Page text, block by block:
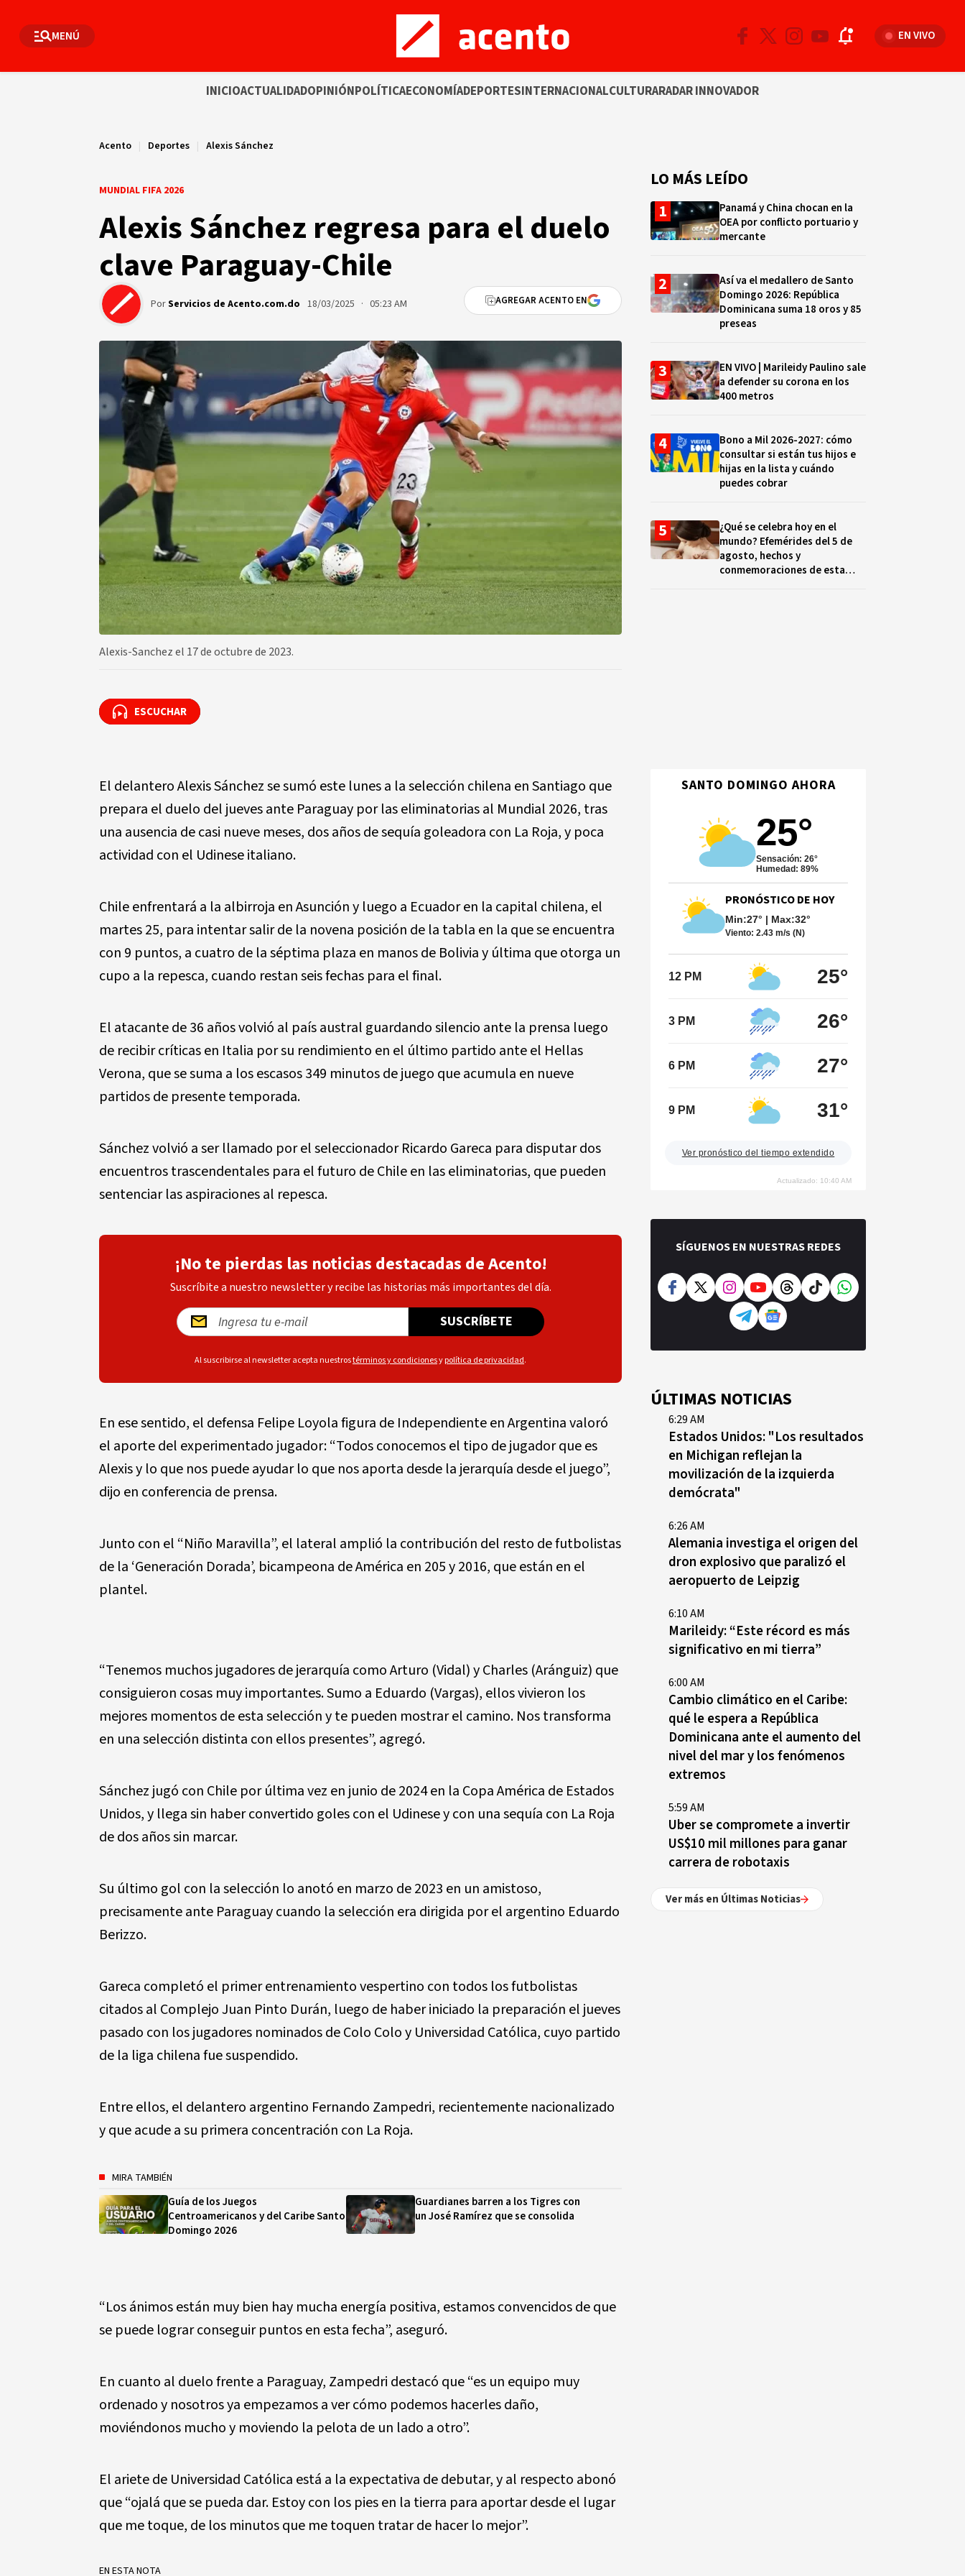
MENÚ EN VIVO
INICIOACTUALIDADOPINIÓNPOLÍTICAECONOMÍADEPORTESINTERNACIONALCULTURARADAR INNOVADOR
Acento | Deportes | Alexis Sánchez
MUNDIAL FIFA 2026
Alexis Sánchez regresa para el duelo
clave Paraguay-Chile
PorServicios de Acento.com.do 18/03/2025 · 05:23 AM AGREGAR ACENTO EN
Alexis-Sanchez el 17 de octubre de 2023.
ESCUCHAR
ESCUCHAR
El delantero Alexis Sánchez se sumó este lunes a la selección chilena en Santiago que
prepara el duelo del jueves ante Paraguay por las eliminatorias al Mundial 2026, tras
una ausencia de casi nueve meses, dos años de sequía goleadora con La Roja, y poca
actividad con el Udinese italiano.
Chile enfrentará a la albirroja en Asunción y luego a Ecuador en la capital chilena, el
martes 25, para intentar salir de la novena posición de la tabla en la que se encuentra
con 9 puntos, a cuatro de la séptima plaza en manos de Bolivia y última que otorga un
cupo a la repesca, cuando restan seis fechas para el final.
El atacante de 36 años volvió al país austral guardando silencio ante la prensa luego
de recibir críticas en Italia por su rendimiento en el último partido ante el Hellas
Verona, que se suma a los escasos 349 minutos de juego que acumula en nueve
partidos de presente temporada.
Sánchez volvió a ser llamado por el seleccionador Ricardo Gareca para disputar dos
encuentros trascendentales para el futuro de Chile en las eliminatorias, que pueden
sentenciar las aspiraciones al repesca.
¡No te pierdas las noticias destacadas de Acento!
Suscríbite a nuestro newsletter y recibe las historias más importantes del día.
SUSCRÍBETE
Al suscribirse al newsletter acepta nuestrostérminos y condicionesypolítica de privacidad.
En ese sentido, el defensa Felipe Loyola figura de Independiente en Argentina valoró
el aporte del experimentado jugador: “Todos conocemos el tipo de jugador que es
Alexis y lo que nos puede ayudar lo que nos aporta desde la jerarquía desde el juego”,
dijo en conferencia de prensa.
Junto con el “Niño Maravilla”, el lateral amplió la contribución del resto de futbolistas
de la ‘Generación Dorada’, bicampeona de América en 205 y 2016, que están en el
plantel.
“Tenemos muchos jugadores de jerarquía como Arturo (Vidal) y Charles (Aránguiz) que
consiguieron cosas muy importantes. Sumo a Eduardo (Vargas), ellos vivieron los
mejores momentos de esta selección y te pueden mostrar el camino. Nos transforma
en una selección distinta con ellos presentes”, agregó.
Sánchez jugó con Chile por última vez en junio de 2024 en la Copa América de Estados
Unidos, y llega sin haber convertido goles con el Udinese y con una sequía con La Roja
de dos años sin marcar.
Su último gol con la selección lo anotó en marzo de 2023 en un amistoso,
precisamente ante Paraguay cuando la selección era dirigida por el argentino Eduardo
Berizzo.
Gareca completó el primer entrenamiento vespertino con todos los futbolistas
citados al Complejo Juan Pinto Durán, luego de haber iniciado la preparación el jueves
pasado con los jugadores nominados de Colo Colo y Universidad Católica, cuyo partido
de la liga chilena fue suspendido.
Entre ellos, el delantero argentino Fernando Zampedri, recientemente nacionalizado
y que acude a su primera concentración con La Roja.
MIRA TAMBIÉN
Guía de los Juegos
Centroamericanos y del Caribe Santo
Domingo 2026
Guardianes barren a los Tigres con
un José Ramírez que se consolida
“Los ánimos están muy bien hay mucha energía positiva, estamos convencidos de que
se puede lograr conseguir puntos en esta fecha”, aseguró.
En cuanto al duelo frente a Paraguay, Zampedri destacó que “es un equipo muy
ordenado y nosotros ya empezamos a ver cómo podemos hacerles daño,
moviéndonos mucho y moviendo la pelota de un lado a otro”.
El ariete de Universidad Católica está a la expectativa de debutar, y al respecto abonó
que “ojalá que se pueda dar. Estoy con los pies en la tierra para aportar desde el lugar
que me toque, de los minutos que me toquen tratar de hacer lo mejor”.
EN ESTA NOTA
LO MÁS LEÍDO
Panamá y China chocan en la
OEA por conflicto portuario y
mercante
Así va el medallero de Santo
Domingo 2026: República
Dominicana suma 18 oros y 85
preseas
EN VIVO | Marileidy Paulino sale
a defender su corona en los
400 metros
Bono a Mil 2026-2027: cómo
consultar si están tus hijos e
hijas en la lista y cuándo
puedes cobrar
¿Qué se celebra hoy en el
mundo? Efemérides del 5 de
agosto, hechos y
conmemoraciones de esta
SANTO DOMINGO AHORA
25°
Sensación: 26°
Humedad: 89%
PRONÓSTICO DE HOY
Min:27° | Max:32°
Viento: 2.43 m/s (N)
12 PM 25°
3 PM 26°
6 PM 27°
9 PM 31°
Ver pronóstico del tiempo extendido
Actualizado: 10:40 AM
SÍGUENOS EN NUESTRAS REDES
ÚLTIMAS NOTICIAS
6:29 AM
Estados Unidos: "Los resultados
en Michigan reflejan la
movilización de la izquierda
demócrata"
6:26 AM
Alemania investiga el origen del
dron explosivo que paralizó el
aeropuerto de Leipzig
6:10 AM
Marileidy: “Este récord es más
significativo en mi tierra”
6:00 AM
Cambio climático en el Caribe:
qué le espera a República
Dominicana ante el aumento del
nivel del mar y los fenómenos
extremos
5:59 AM
Uber se compromete a invertir
US$10 mil millones para ganar
carrera de robotaxis
Ver más en Últimas Noticias